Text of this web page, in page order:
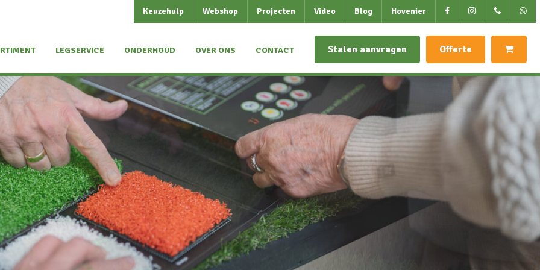
Keuzehulp Webshop Projecten Video Blog Hovenier
LEGSERVICE ONDERHOUD OVER ONS CONTACT Stalen aanvragen Offerte